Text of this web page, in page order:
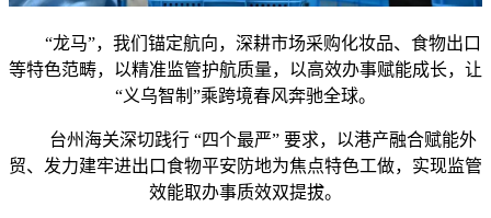
“龙马”，我们锚定航向，深耕市场采购化妆品、食物出口
等特色范畴，以精准监管护航质量，以高效办事赋能成长，让
“义乌智制”乘跨境春风奔驰全球。
台州海关深切践行 “四个最严” 要求，以港产融合赋能外
贸、发力建牢进出口食物平安防地为焦点特色工做，实现监管
效能取办事质效双提拔。